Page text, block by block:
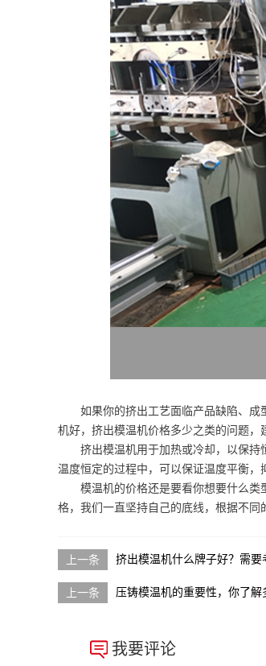
如果你的挤出工艺面临产品缺陷、
机好，挤出模温机价格多少之类的问题，
挤出模温机用于加热或冷却，以保
温度恒定的过程中，可以保证温度平衡，
模温机的价格还是要看你想要什么
格，我们一直坚持自己的底线，根据不
挤出模温机什么牌子好？需要
压铸模温机的重要性，你了解
我要评论